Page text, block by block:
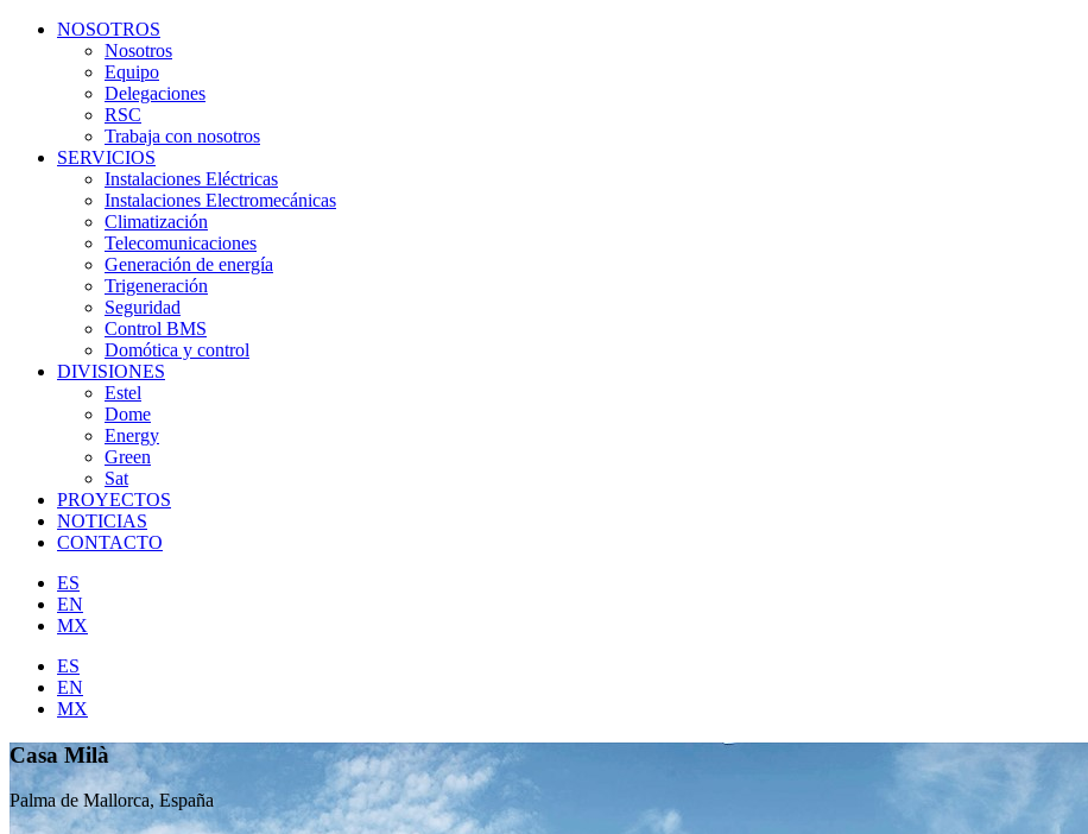
NOSOTROS
Nosotros
Equipo
Delegaciones
RSC
Trabaja con nosotros
SERVICIOS
Instalaciones Eléctricas
Instalaciones Electromecánicas
Climatización
Telecomunicaciones
Generación de energía
Trigeneración
Seguridad
Control BMS
Domótica y control
DIVISIONES
Estel
Dome
Energy
Green
Sat
PROYECTOS
NOTICIAS
CONTACTO
ES
EN
MX
ES
EN
MX
Casa Milà
Palma de Mallorca, España